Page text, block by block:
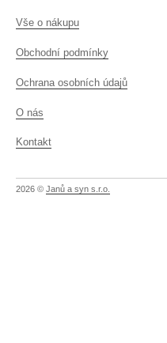
Vše o nákupu
Obchodní podmínky
Ochrana osobních údajů
O nás
Kontakt
2026 © Janů a syn s.r.o.